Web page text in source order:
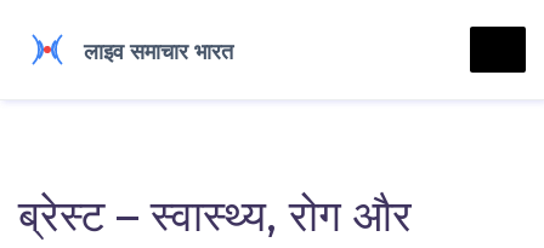
ब्रेस्ट – स्वास्थ्य, रोग और